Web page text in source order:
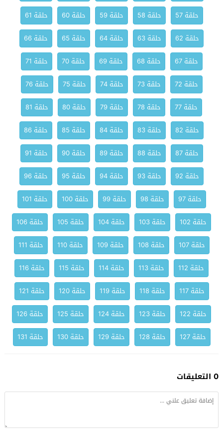
حلقة 57
حلقة 58 حلقة 59 حلقة 60
حلقة 61
حلقة 62
حلقة 63 حلقة 64 حلقة 65
حلقة 66
حلقة 67
حلقة 68 حلقة 69 حلقة 70
حلقة 71
حلقة 72
حلقة 73 حلقة 74 حلقة 75
حلقة 76
حلقة 77
حلقة 78 حلقة 79 حلقة 80
حلقة 81
حلقة 82
حلقة 83 حلقة 84 حلقة 85
حلقة 86
حلقة 87
حلقة 88 حلقة 89 حلقة 90
حلقة 91
حلقة 92
حلقة 93 حلقة 94 حلقة 95
حلقة 96
حلقة 97
حلقة 98 حلقة 99 حلقة 100
حلقة 101
حلقة 102
حلقة 103 حلقة 104 حلقة 105
حلقة 106
حلقة 107
حلقة 108 حلقة 109 حلقة 110
حلقة 111
حلقة 112
حلقة 113 حلقة 114 حلقة 115
حلقة 116
حلقة 117
حلقة 118 حلقة 119 حلقة 120
حلقة 121
حلقة 122
حلقة 123 حلقة 124 حلقة 125
حلقة 126
حلقة 127
حلقة 128 حلقة 129 حلقة 130 حلقة 131
0 التعليقات